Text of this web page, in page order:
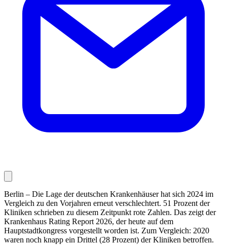
Berlin – Die Lage der deutschen Krankenhäuser hat sich 2024 im
Vergleich zu den Vorjahren erneut verschlechtert. 51 Prozent der
Kliniken schrieben zu diesem Zeitpunkt rote Zahlen. Das zeigt der
Krankenhaus Rating Report 2026, der heute auf dem
Hauptstadtkongress vorgestellt worden ist. Zum Vergleich: 2020
waren noch knapp ein Drittel (28 Prozent) der Kliniken betroffen.